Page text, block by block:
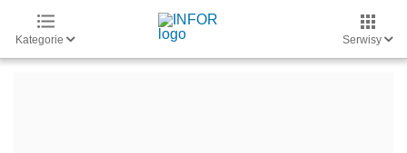
Kategorie Serwisy